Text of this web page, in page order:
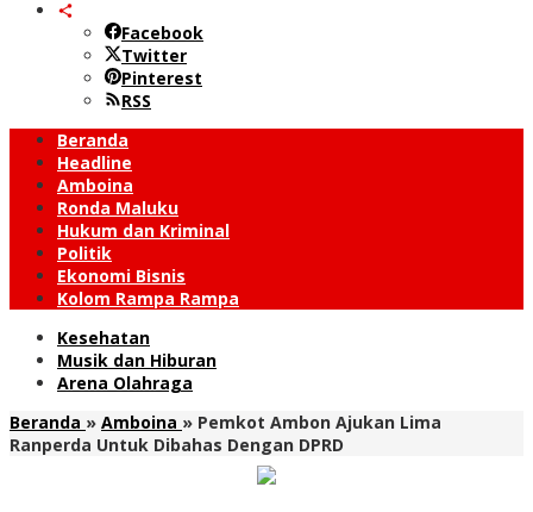
Facebook
Twitter
Pinterest
RSS
Beranda
Headline
Amboina
Ronda Maluku
Hukum dan Kriminal
Politik
Ekonomi Bisnis
Kolom Rampa Rampa
Kesehatan
Musik dan Hiburan
Arena Olahraga
Beranda » Amboina » Pemkot Ambon Ajukan Lima
Ranperda Untuk Dibahas Dengan DPRD